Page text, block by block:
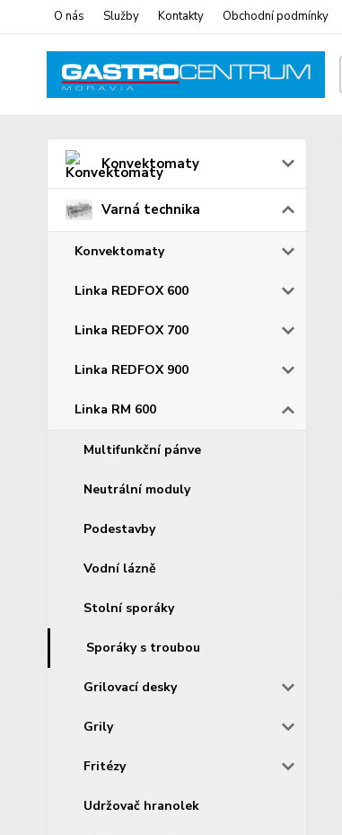
O nás Služby Kontakty Obchodní podmínky
Konvektomaty
Varná technika
Konvektomaty
Linka REDFOX 600
Linka REDFOX 700
Linka REDFOX 900
Linka RM 600
Multifunkční pánve
Neutrální moduly
Podestavby
Vodní lázně
Stolní sporáky
Sporáky s troubou
Grilovací desky
Grily
Fritézy
Udržovač hranolek